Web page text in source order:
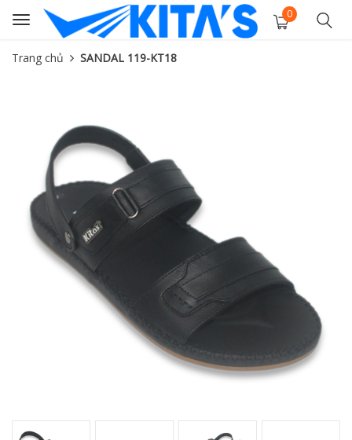
Toggle
navigation
0
Trang chủ SANDAL 119-KT18